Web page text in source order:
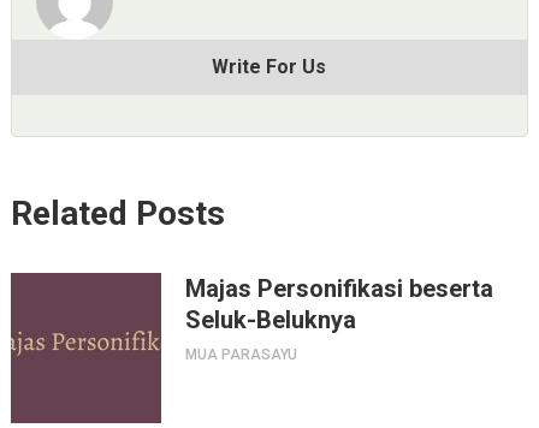
Write For Us
Related Posts
Majas Personifikasi beserta
Seluk-Beluknya
MUA PARASAYU